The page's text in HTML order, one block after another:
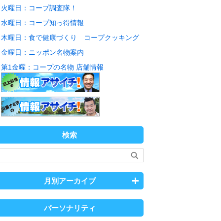
火曜日：コープ調査隊！
水曜日：コープ知っ得情報
木曜日：食で健康づくり コープクッキング
金曜日：ニッポン名物案内
第1金曜：コープの名物 店舗情報
検索
月別アーカイブ
パーソナリティ